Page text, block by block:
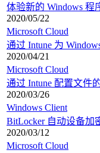
体验新的 Windows 程
2020/05/22
Microsoft Cloud
通过 Intune 为
2020/04/21
Microsoft Cloud
通过 Intune 配置文件
2020/03/26
Windows Client
BitLocker 自动设备加
2020/03/12
Microsoft Cloud